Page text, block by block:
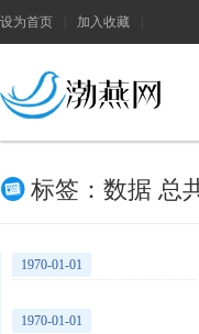
设为首页 加入收藏
h 标签：数据 总
1970-01-01
1970-01-01